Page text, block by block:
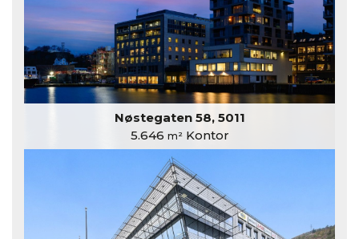
Nøstegaten 58, 5011
5.646 m²Kontor